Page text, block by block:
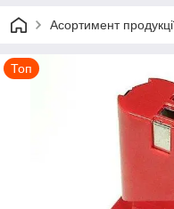
Асортимент
Топ